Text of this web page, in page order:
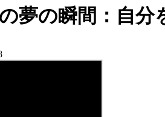
夢の瞬間：自分